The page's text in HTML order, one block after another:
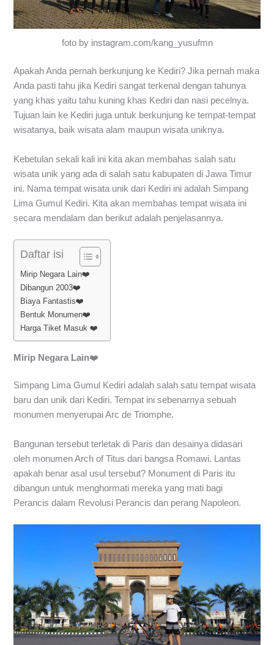
foto by instagram.com/kang_yusufmn
Apakah Anda pernah berkunjung ke Kediri? Jika pernah maka
Anda pasti tahu jika Kediri sangat terkenal dengan tahunya
yang khas yaitu tahu kuning khas Kediri dan nasi pecelnya.
Tujuan lain ke Kediri juga untuk berkunjung ke tempat-tempat
wisatanya, baik wisata alam maupun wisata uniknya.
Kebetulan sekali kali ini kita akan membahas salah satu
wisata unik yang ada di salah satu kabupaten di Jawa Timur
ini. Nama tempat wisata unik dari Kediri ini adalah Simpang
Lima Gumul Kediri. Kita akan membahas tempat wisata ini
secara mendalam dan berikut adalah penjelasannya.
Daftar isi
Mirip Negara Lain❤️
Dibangun 2003❤️
Biaya Fantastis❤️
Bentuk Monumen❤️
Harga Tiket Masuk ❤️
Mirip Negara Lain❤️
Simpang Lima Gumul Kediri adalah salah satu tempat wisata
baru dan unik dari Kediri. Tempat ini sebenarnya sebuah
monumen menyerupai Arc de Triomphe.
Bangunan tersebut terletak di Paris dan desainya didasari
oleh monumen Arch of Titus dari bangsa Romawi. Lantas
apakah benar asal usul tersebut? Monument di Paris itu
dibangun untuk menghormati mereka yang mati bagi
Perancis dalam Revolusi Perancis dan perang Napoleon.